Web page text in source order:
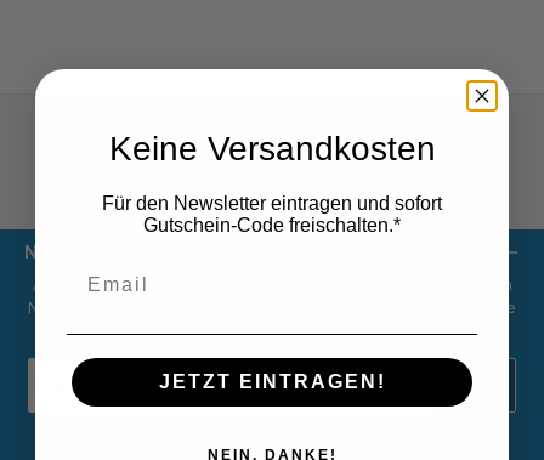
Newsletter
Abonnieren Sie jetzt einfach unseren regelmäßig erscheinenden
Newsletter und Sie werden stets unter den Ersten sein, über neue
Produkte und Angebote informiert werden.
Adresse
*
Datenschutzrichtlinie undNutzungsbedingungen
Keine Versandkosten
Für den Newsletter eintragen und sofort
Gutschein-Code freischalten.*
JETZT EINTRAGEN!
NEIN, DANKE!